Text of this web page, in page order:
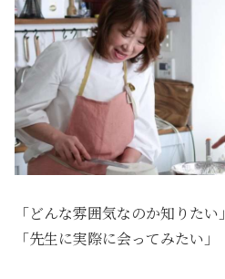
「どんな雰囲気なのか知りたい」
「先生に実際に会ってみたい」